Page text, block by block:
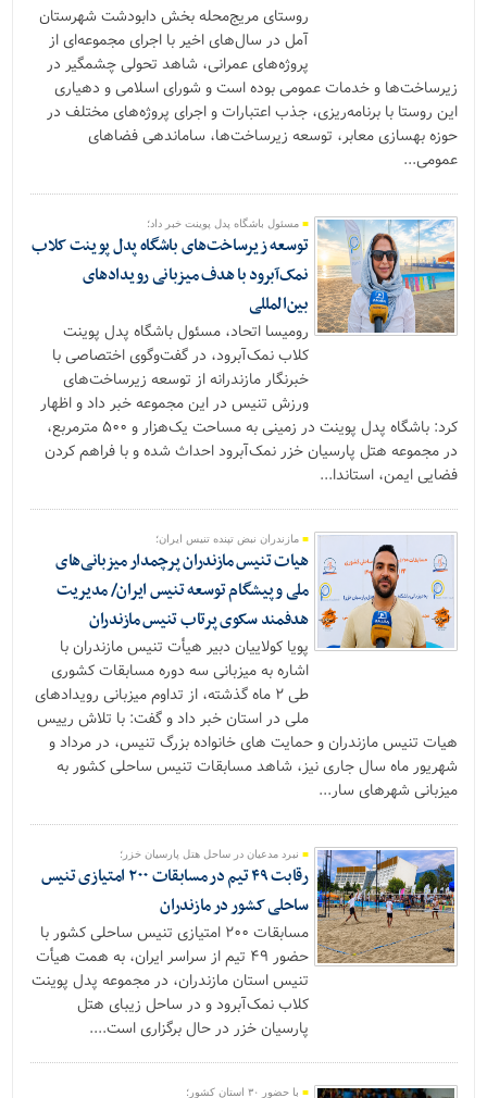
روستای مریج‌محله بخش دابودشت شهرستان
آمل در سال‌های اخیر با اجرای مجموعه‌ای از
پروژه‌های عمرانی، شاهد تحولی چشمگیر در
زیرساخت‌ها و خدمات عمومی بوده است و شورای اسلامی و دهیاری
این روستا با برنامه‌ریزی، جذب اعتبارات و اجرای پروژه‌های مختلف در
حوزه بهسازی معابر، توسعه زیرساخت‌ها، ساماندهی فضاهای
عمومی...
مسئول باشگاه پدل پوینت خبر داد؛
توسعه زیرساخت‌های باشگاه پدل پوینت کلاب
نمک‌آبرود با هدف میزبانی رویدادهای
بین‌المللی
رومیسا اتحاد، مسئول باشگاه پدل پوینت
کلاب نمک‌آبرود، در گفت‌وگوی اختصاصی با
خبرنگار مازندرانه از توسعه زیرساخت‌های
ورزش‌ تنیس در این مجموعه خبر داد و اظهار
کرد: باشگاه پدل پوینت در زمینی به مساحت یک‌هزار و ۵۰۰ مترمربع،
در مجموعه هتل پارسیان خزر نمک‌آبرود احداث شده و با فراهم کردن
فضایی ایمن، استاندا...
مازندران نبض تپنده تنیس ایران؛
هیات تنیس مازندران پرچمدار میزبانی‌های
ملی و پیشگام توسعه تنیس ایران/ مدیریت
هدفمند سکوی پرتاب تنیس مازندران
پویا کولاییان دبیر هیأت تنیس مازندران با
اشاره به میزبانی سه دوره مسابقات کشوری
طی ۲ ماه گذشته، از تداوم میزبانی رویدادهای
ملی در استان خبر داد و گفت: با تلاش رییس
هیات تنیس مازندران و حمایت های خانواده بزرگ تنیس، در مرداد و
شهریور ماه سال جاری نیز، شاهد مسابقات تنیس ساحلی کشور به
میزبانی شهرهای سار...
نبرد مدعیان در ساحل هتل پارسیان خزر؛
رقابت ۴۹ تیم در مسابقات ۲۰۰ امتیازی تنیس
ساحلی کشور در مازندران
مسابقات ۲۰۰ امتیازی تنیس ساحلی کشور با
حضور ۴۹ تیم از سراسر ایران، به همت هیأت
تنیس استان مازندران، در مجموعه پدل پوینت
کلاب نمک‌آبرود و در ساحل زیبای هتل
پارسیان خزر در حال برگزاری است....
با حضور ۳۰ استان کشور؛